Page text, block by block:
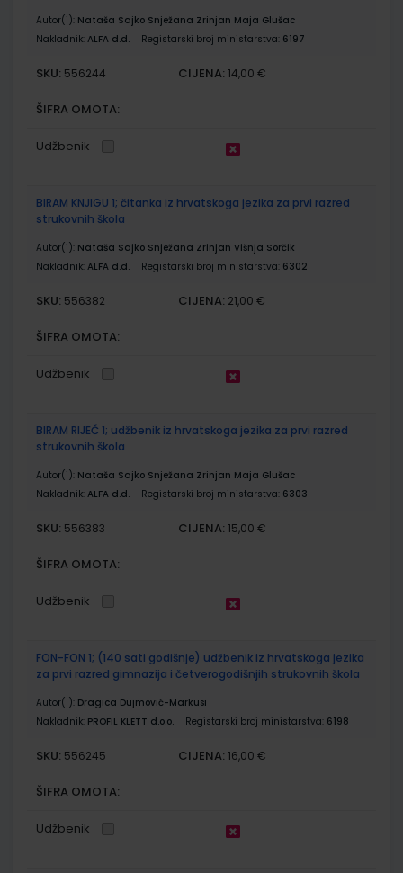
Autor(i): Nataša Sajko Snježana Zrinjan Maja Glušac
Nakladnik: ALFA d.d. Registarski broj ministarstva: 6197
SKU: 556244 CIJENA: 14,00 €
ŠIFRA OMOTA:
Udžbenik
BIRAM KNJIGU 1; čitanka iz hrvatskoga jezika za prvi razred
strukovnih škola
Autor(i): Nataša Sajko Snježana Zrinjan Višnja Sorčik
Nakladnik: ALFA d.d. Registarski broj ministarstva: 6302
SKU: 556382 CIJENA: 21,00 €
ŠIFRA OMOTA:
Udžbenik
BIRAM RIJEČ 1; udžbenik iz hrvatskoga jezika za prvi razred
strukovnih škola
Autor(i): Nataša Sajko Snježana Zrinjan Maja Glušac
Nakladnik: ALFA d.d. Registarski broj ministarstva: 6303
SKU: 556383 CIJENA: 15,00 €
ŠIFRA OMOTA:
Udžbenik
FON-FON 1; (140 sati godišnje) udžbenik iz hrvatskoga jezika
za prvi razred gimnazija i četverogodišnjih strukovnih škola
Autor(i): Dragica Dujmović-Markusi
Nakladnik: PROFIL KLETT d.o.o. Registarski broj ministarstva: 6198
SKU: 556245 CIJENA: 16,00 €
ŠIFRA OMOTA:
Udžbenik